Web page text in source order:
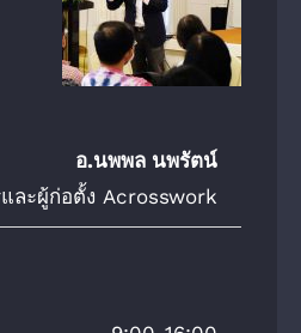
อ.นพพล นพรัตน์
ละผู้ก่อตั้ง Acrosswork